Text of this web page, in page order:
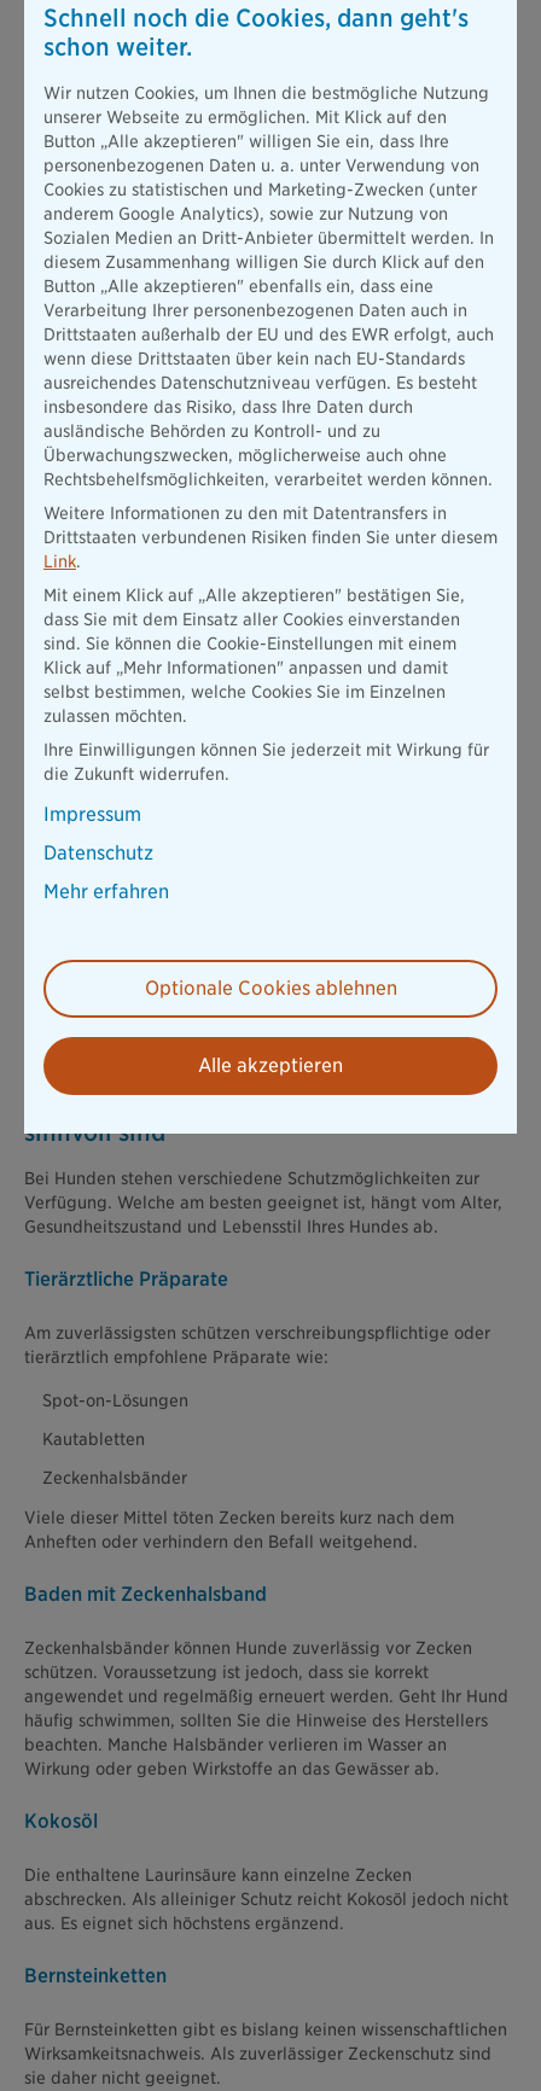
Zeckenschutz für Menschen: Was wirklich
hilft
Viele Produkte versprechen einen zuverlässigen Schutz. Die
wissenschaftliche Datenlage unterscheidet jedoch deutlich
zwischen wirksamen Maßnahmen und Mythen.
Schutzimpfung gegen FSME
Die Impfung schützt zuverlässig vor der Frühsommer-
Meningoenzephalitis (FSME). Sie verhindert allerdings weder
den Zeckenstich noch schützt sie vor Borreliose. Wer in einem
Risikogebiet lebt oder dort Urlaub macht, sollte sich ärztlich
beraten lassen.
Repellents
Zeckensprays mit Icaridin oder Diethyltoluamid bieten einen
guten Schutz über mehrere Stunden. Voraussetzung ist, dass
Sie die Anwendungshinweise des Herstellers beachten und
den Schutz regelmäßig erneuern.
Kleidung
Auch die richtige Kleidung kann vor Zecken schützen:
Lange Hosen tragen
Hosenbeine in die Socken stecken
Geschlossene Schuhe wählen
sind
Hausmittel
empfohlen. Für einen zuverlässigen Schutz beim Menschen
gibt es jedoch keine belastbaren wissenschaftlichen
Nachweise. Wer sich ausschließlich darauf verlässt, erhöht das
Zeckenschutz für Hunde: Welche Mittel
sinnvoll sind
Bei Hunden stehen verschiedene Schutzmöglichkeiten zur
Verfügung. Welche am besten geeignet ist, hängt vom Alter,
Gesundheitszustand und Lebensstil Ihres Hundes ab.
Tierärztliche Präparate
Am zuverlässigsten schützen verschreibungspflichtige oder
tierärztlich empfohlene Präparate wie:
Spot-on-Lösungen
Kautabletten
Zeckenhalsbänder
Viele dieser Mittel töten Zecken bereits kurz nach dem
Anheften oder verhindern den Befall weitgehend.
Baden mit Zeckenhalsband
Zeckenhalsbänder können Hunde zuverlässig vor Zecken
schützen. Voraussetzung ist jedoch, dass sie korrekt
angewendet und regelmäßig erneuert werden. Geht Ihr Hund
häufig schwimmen, sollten Sie die Hinweise des Herstellers
beachten. Manche Halsbänder verlieren im Wasser an
Wirkung oder geben Wirkstoffe an das Gewässer ab.
Kokosöl
Die enthaltene Laurinsäure kann einzelne Zecken
abschrecken. Als alleiniger Schutz reicht Kokosöl jedoch nicht
aus. Es eignet sich höchstens ergänzend.
Bernsteinketten
Für Bernsteinketten gibt es bislang keinen wissenschaftlichen
Wirksamkeitsnachweis. Als zuverlässiger Zeckenschutz sind
sie daher nicht geeignet.
Schnell noch die Cookies, dann geht's
schon weiter.
Wir nutzen Cookies, um Ihnen die bestmögliche Nutzung
unserer Webseite zu ermöglichen. Mit Klick auf den
Button „Alle akzeptieren" willigen Sie ein, dass Ihre
personenbezogenen Daten u. a. unter Verwendung von
Cookies zu statistischen und Marketing-Zwecken (unter
anderem Google Analytics), sowie zur Nutzung von
Sozialen Medien an Dritt-Anbieter übermittelt werden. In
diesem Zusammenhang willigen Sie durch Klick auf den
Button „Alle akzeptieren" ebenfalls ein, dass eine
Verarbeitung Ihrer personenbezogenen Daten auch in
Drittstaaten außerhalb der EU und des EWR erfolgt, auch
wenn diese Drittstaaten über kein nach EU-Standards
ausreichendes Datenschutzniveau verfügen. Es besteht
insbesondere das Risiko, dass Ihre Daten durch
ausländische Behörden zu Kontroll- und zu
Überwachungszwecken, möglicherweise auch ohne
Rechtsbehelfsmöglichkeiten, verarbeitet werden können.
Weitere Informationen zu den mit Datentransfers in
Drittstaaten verbundenen Risiken finden Sie unter diesem
Link.
Mit einem Klick auf „Alle akzeptieren" bestätigen Sie,
dass Sie mit dem Einsatz aller Cookies einverstanden
sind. Sie können die Cookie-Einstellungen mit einem
Klick auf „Mehr Informationen" anpassen und damit
selbst bestimmen, welche Cookies Sie im Einzelnen
zulassen möchten.
Ihre Einwilligungen können Sie jederzeit mit Wirkung für
die Zukunft widerrufen.
Impressum
Datenschutz
Mehr erfahren
Optionale Cookies ablehnen
Alle akzeptieren